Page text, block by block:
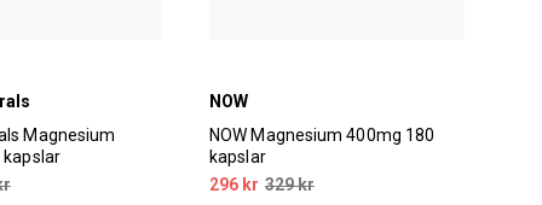
Magnesium
kapslar
NOW
NOW Magnesium 400mg 180
kapslar
296 kr 329 kr